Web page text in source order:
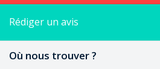
Rédiger un avis
Où nous trouver ?